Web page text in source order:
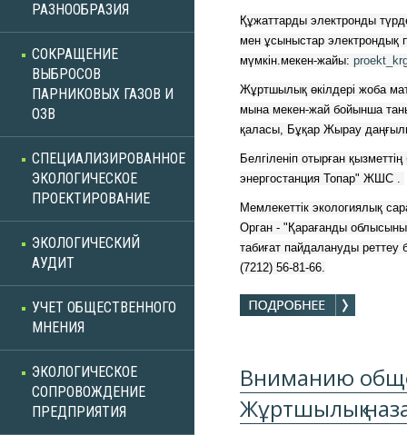
РАЗНООБРАЗИЯ
СОКРАЩЕНИЕ
ВЫБРОСОВ
ПАРНИКОВЫХ ГАЗОВ И
ОЗВ
СПЕЦИАЛИЗИРОВАННОЕ
ЭКОЛОГИЧЕСКОЕ
ПРОЕКТИРОВАНИЕ
ЭКОЛОГИЧЕСКИЙ
АУДИТ
УЧЕТ ОБЩЕСТВЕННОГО
МНЕНИЯ
ЭКОЛОГИЧЕСКОЕ
СОПРОВОЖДЕНИЕ
ПРЕДПРИЯТИЯ
Құжаттарды электронды
мен ұсыныстар электрондық
мүмкін.мекен-жайы:
Жұртшылық өкілдері жоба
мына мекен-жай бойынша
қаласы, Бұқар Жырау
Белгіленіп отырған
энергостанция Топар" ЖШС .
Мемлекеттік экологиялық
Орган - "Қарағанды
табиғат пайдалануды
(7212) 56-81-66.
Вниманию
Жұртшылық